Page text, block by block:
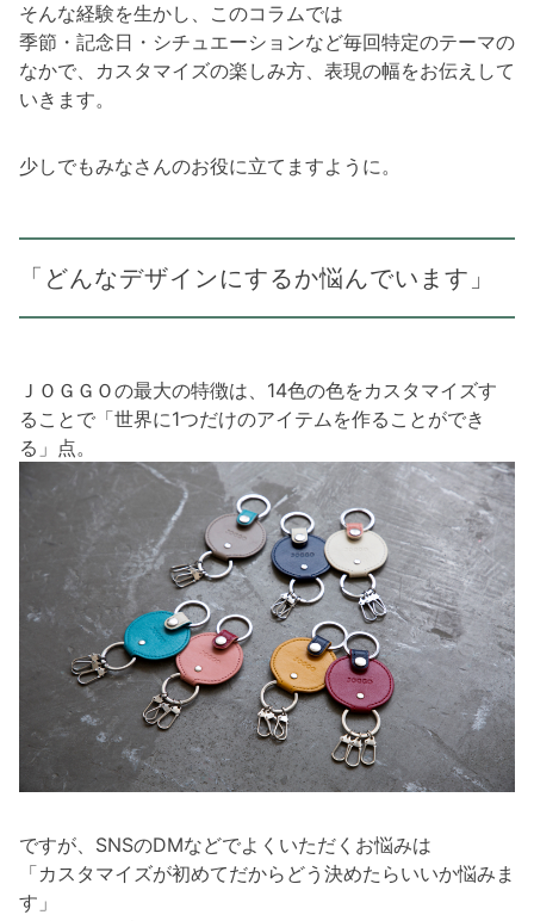
そんな経験を生かし、このコラムでは
季節・記念日・シチュエーションなど毎回特定のテーマの
なかで、カスタマイズの楽しみ方、表現の幅をお伝えして
いきます。
少しでもみなさんのお役に立てますように。
「どんなデザインにするか悩んでいます」
ＪＯＧＧＯの最大の特徴は、14色の色をカスタマイズす
ることで「世界に1つだけのアイテムを作ることができ
る」点。
ですが、SNSのDMなどでよくいただくお悩みは
「カスタマイズが初めてだからどう決めたらいいか悩みま
す」